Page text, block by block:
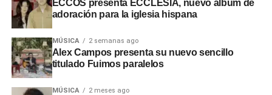
ECCOS presenta ECCLESIA, nuevo álbum de
adoración para la iglesia hispana
MÚSICA 2 semanas ago
Alex Campos presenta su nuevo sencillo
titulado Fuimos paralelos
MÚSICA 2 meses ago